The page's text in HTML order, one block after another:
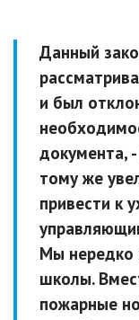
Данный
и был
документа,
тому же
привести к
Мы нередко
школы.
пожарные